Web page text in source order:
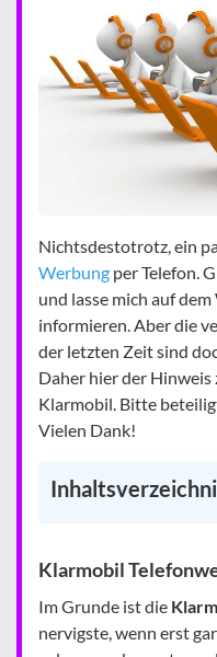
Nichtsdestotrotz, ein
Werbung per Telefon.
und lasse mich auf
informieren. Aber die
der letzten Zeit sind
Daher hier der
Klarmobil. Bitte
Vielen Dank!
Klarmobil
Im Grunde ist die
nervigste, wenn erst